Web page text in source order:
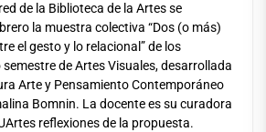
de la Biblioteca de la Artes se
la muestra colectiva “Dos (o más)
el gesto y lo relacional” de los
de Artes Visuales, desarrollada
Arte y Pensamiento Contemporáneo
Bomnin. La docente es su curadora
reflexiones de la propuesta.